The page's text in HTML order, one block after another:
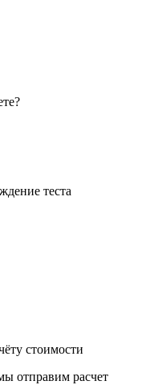
теста
стоимости
отправим расчет